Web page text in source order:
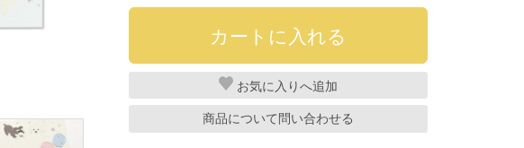
お気に入り
商品について問い合わせる